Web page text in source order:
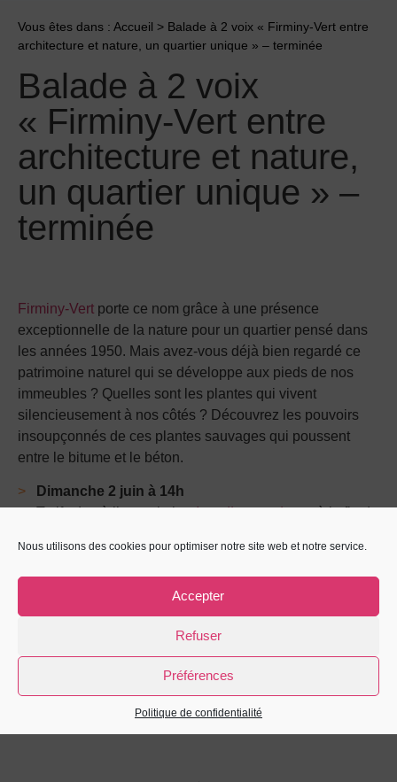
Nous utilisons des cookies pour optimiser notre site web et notre service.
Accepter
Refuser
Préférences
Politique de confidentialité
Vous êtes dans : Accueil > Balade à 2 voix « Firminy-Vert entre
architecture et nature, un quartier unique » – terminée
Balade à 2 voix
« Firminy-Vert entre
architecture et nature,
un quartier unique » –
terminée
Firminy-Vert porte ce nom grâce à une présence
exceptionnelle de la nature pour un quartier pensé dans
les années 1950. Mais avez-vous déjà bien regardé ce
patrimoine naturel qui se développe aux pieds de nos
immeubles ? Quelles sont les plantes qui vivent
silencieusement à nos côtés ? Découvrez les pouvoirs
insoupçonnés de ces plantes sauvages qui poussent
entre le bitume et le béton.
Dimanche 2 juin à 14h
Tarif : don à l’associationLa tulipe au visageà la fin de
Durée : 3h
Lieu : église Saint-Pierre
Réservation en ligne obligatoire